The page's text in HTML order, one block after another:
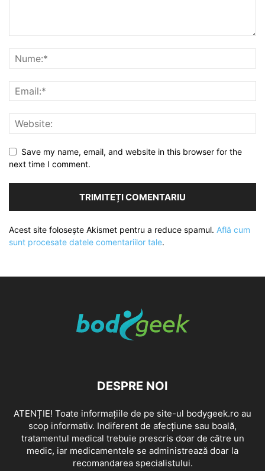
Save my name, email, and website in this browser for the
next time I comment.
Acest site folosește Akismet pentru a reduce spamul. Află cum
sunt procesate datele comentariilor tale.
DESPRE NOI
ATENȚIE! Toate informațiile de pe site-ul bodygeek.ro au
scop informativ. Indiferent de afecțiune sau boală,
tratamentul medical trebuie prescris doar de către un
medic, iar medicamentele se administrează doar la
recomandarea specialistului.